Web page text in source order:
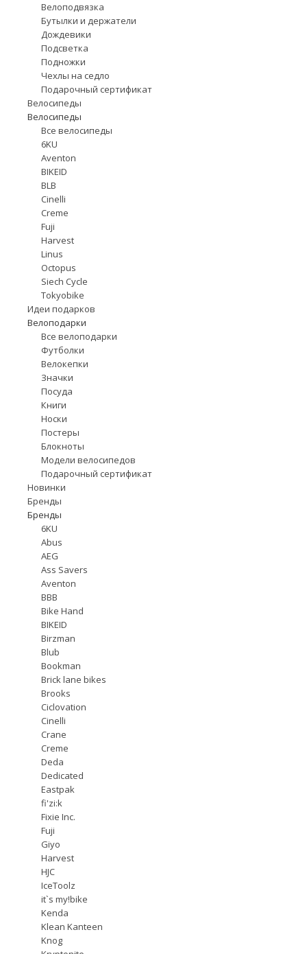
Велоподвязка
Бутылки и держатели
Дождевики
Подсветка
Подножки
Чехлы на седло
Подарочный сертификат
Велосипеды
Велосипеды
Все велосипеды
6KU
Aventon
BIKEID
BLB
Cinelli
Creme
Fuji
Harvest
Linus
Octopus
Siech Cycle
Tokyobike
Идеи подарков
Велоподарки
Все велоподарки
Футболки
Велокепки
Значки
Посуда
Книги
Носки
Постеры
Блокноты
Модели велосипедов
Подарочный сертификат
Новинки
Бренды
Бренды
6KU
Abus
AEG
Ass Savers
Aventon
BBB
Bike Hand
BIKEID
Birzman
Blub
Bookman
Brick lane bikes
Brooks
Ciclovation
Cinelli
Crane
Creme
Deda
Dedicated
Eastpak
fi'zi:k
Fixie Inc.
Fuji
Giyo
Harvest
HJC
IceToolz
it`s my!bike
Kenda
Klean Kanteen
Knog